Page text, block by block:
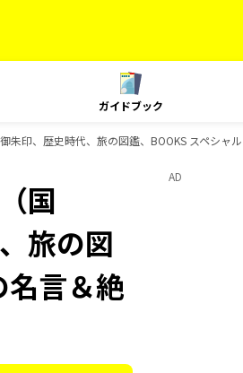
ガイドブック
印、歴史時代、旅の図鑑、BOOKS スペシャ
国
旅の図
名言＆絶
AD